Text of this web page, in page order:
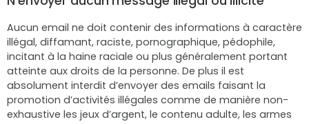
Aucun email ne doit contenir des informations à caractère
illégal, diffamant, raciste, pornographique, pédophile,
incitant à la haine raciale ou plus généralement portant
atteinte aux droits de la personne. De plus il est
absolument interdit d’envoyer des emails faisant la
promotion d’activités illégales comme de manière non-
exhaustive les jeux d’argent, le contenu adulte, les armes